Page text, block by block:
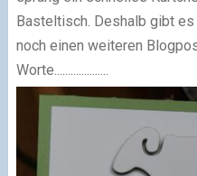
Basteltisch. Deshalb gibt
noch einen weiteren
Worte....................